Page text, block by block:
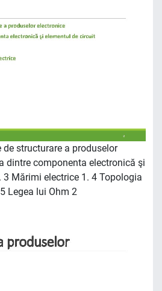
de structurare a produselor
dintre componenta electronică şi
Mărimi electrice 1. 4 Topologia
Legea lui Ohm 2